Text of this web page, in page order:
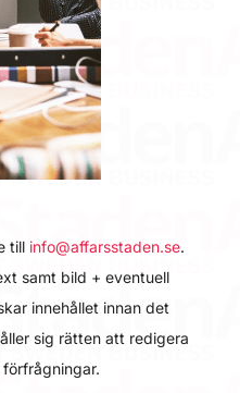
till info@affarsstaden.se.
samt bild + eventuell
innehållet innan det
sig rätten att redigera